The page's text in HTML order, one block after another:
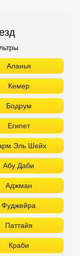
Аланья
Кемер
Бодрум
Египет
Эль Шейх
Абу Даби
Аджман
Фуджейра
Паттайя
Краби